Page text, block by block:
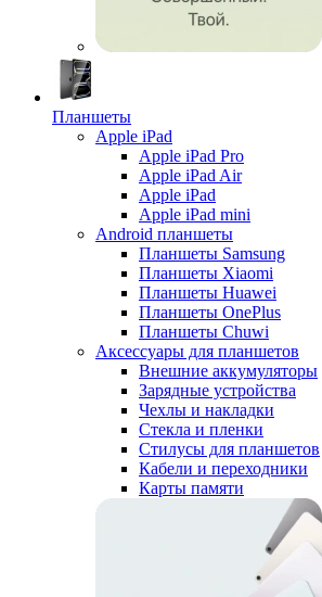
Планшеты
Apple iPad
Apple iPad Pro
Apple iPad Air
Apple iPad
Apple iPad mini
Android планшеты
Планшеты Samsung
Планшеты Xiaomi
Планшеты Huawei
Планшеты OnePlus
Планшеты Chuwi
Аксессуары для планшетов
Внешние аккумуляторы
Зарядные устройства
Чехлы и накладки
Стекла и пленки
Стилусы для планшетов
Кабели и переходники
Карты памяти